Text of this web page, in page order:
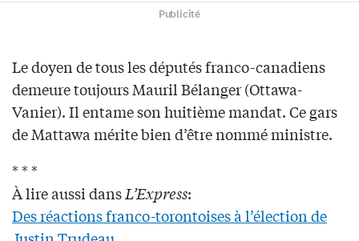
Publicité
Le doyen de tous les députés franco-canadiens
demeure toujours Mauril Bélanger (Ottawa-
Vanier). Il entame son huitième mandat. Ce gars
de Mattawa mérite bien d’être nommé ministre.
* * *
À lire aussi dansL’Express:
Des réactions franco-torontoises à l’élection de